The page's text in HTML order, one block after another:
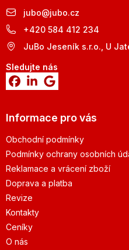
jubo@jubo.cz
+420 584 412 234
JuBo Jeseník s.r.o., U
Sledujte nás
Informace pro vás
Obchodní podmínky
Podmínky ochrany osobních
Reklamace a vrácení zboží
Doprava a platba
Revize
Kontakty
Ceníky
O nás